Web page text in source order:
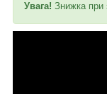
Увага! Знижка при